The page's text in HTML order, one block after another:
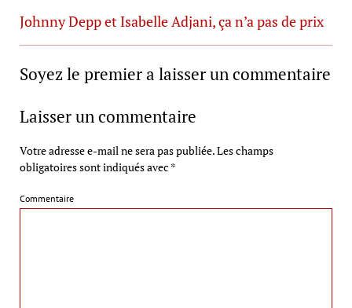
Johnny Depp et Isabelle Adjani, ça n’a pas de prix
Soyez le premier a laisser un commentaire
Laisser un commentaire
Votre adresse e-mail ne sera pas publiée.Les champs
obligatoires sont indiqués avec *
Commentaire